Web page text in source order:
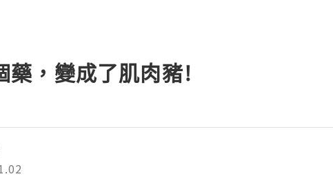
藥，變成了肌肉豬!